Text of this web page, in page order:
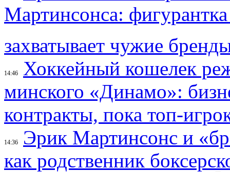
Мартинсонса:
захватывает чужие
14:46
Хоккейный кошелек
минского «Динамо»:
контракты, пока топ-
14:36
Эрик Мартинсонс и
как родственник